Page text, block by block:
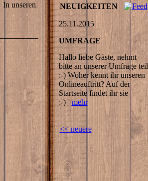
In unseren
NEUIGKEITEN
25.11.2015
UMFRAGE
Hallo liebe Gäste, nehmt
bitte an unserer Umfrage teil
:-) Woher kennt ihr unseren
Onlineauftritt? Auf der
Startseite findet ihr sie
:-)mehr
<< neuere